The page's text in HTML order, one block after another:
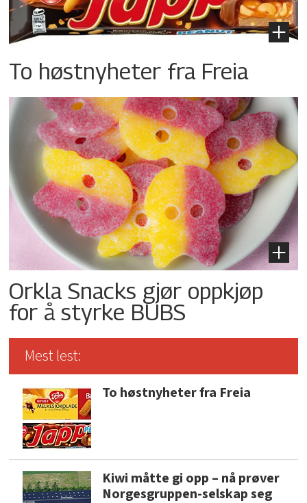
To høstnyheter fra Freia
Orkla Snacks gjør oppkjøp
for å styrke BUBS
Mest lest:
To høstnyheter fra Freia
Kiwi måtte gi opp – nå prøver
Norgesgruppen-selskap seg